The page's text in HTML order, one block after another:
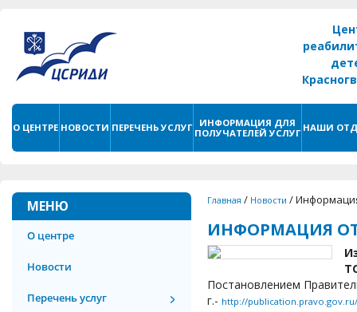
О ЦЕНТРЕ НОВОСТИ ПЕРЕЧЕНЬ УСЛУГ
ИНФОРМАЦИЯ ДЛЯ
ПОЛУЧАТЕЛЕЙ УСЛУГ НАШИ
МЕНЮ
О центре
Новости
Перечень услуг
Главная / Новости /
ИНФОРМАЦИЯ
Постановлением
г.- http://